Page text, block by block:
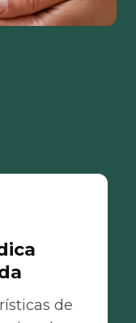
de